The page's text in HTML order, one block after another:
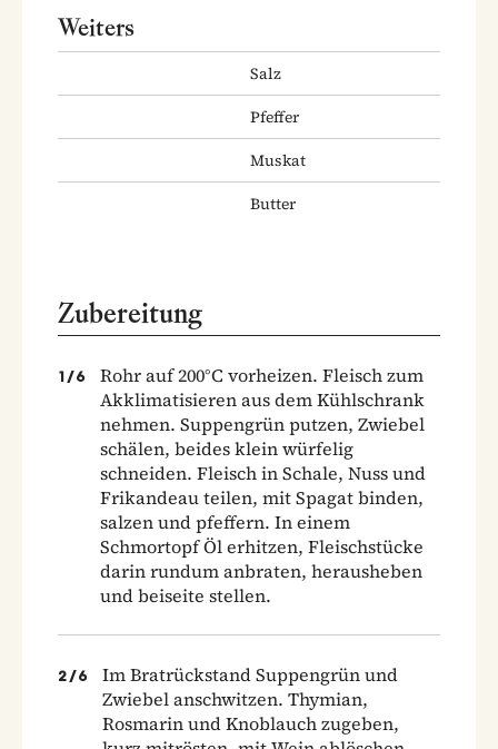
Weiters
Salz
Pfeffer
Muskat
Butter
Zubereitung
1 /6
Rohr auf 200°C vorheizen. Fleisch zum
Akklimatisieren aus dem Kühlschrank
nehmen. Suppengrün putzen, Zwiebel
schälen, beides klein würfelig
schneiden. Fleisch in Schale, Nuss und
Frikandeau teilen, mit Spagat binden,
salzen und pfeffern. In einem
Schmortopf Öl erhitzen, Fleischstücke
darin rundum anbraten, herausheben
und beiseite stellen.
2 /6
Im Bratrückstand Suppengrün und
Zwiebel anschwitzen. Thymian,
Rosmarin und Knoblauch zugeben,